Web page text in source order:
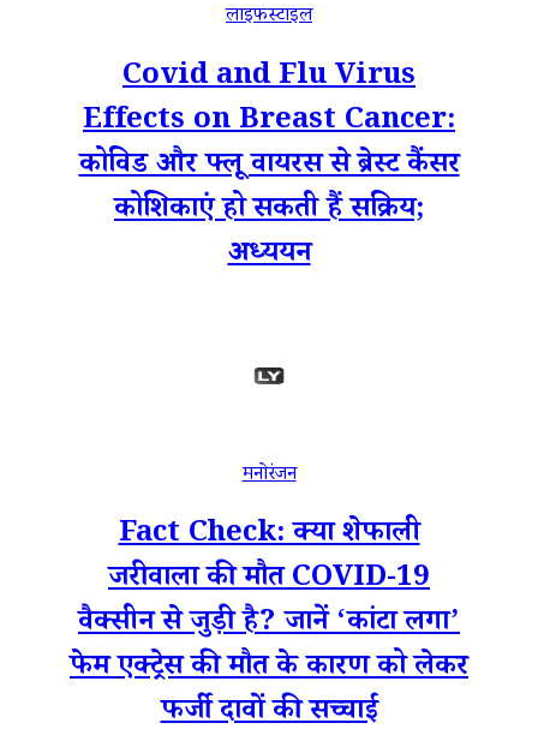
लाइफस्टाइल
Covid and Flu Virus
Effects on Breast Cancer:
कोविड और फ्लू वायरस से ब्रेस्ट कैंसर
कोशिकाएं हो सकती हैं सक्रिय;
अध्ययन
मनोरंजन
Fact Check: क्या शेफाली
जरीवाला की मौत COVID-19
वैक्सीन से जुड़ी है? जानें ‘कांटा लगा’
फेम एक्ट्रेस की मौत के कारण को लेकर
फर्जी दावों की सच्चाई